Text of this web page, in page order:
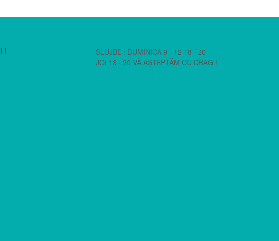
!
SLUJBE : DUMINICA 9 - 12 18 - 20
JOI 18 - 20 VĂ AȘTEPTĂM CU DRAG !